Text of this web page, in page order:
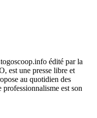
édité par la
est une presse libre et
au quotidien des
est son